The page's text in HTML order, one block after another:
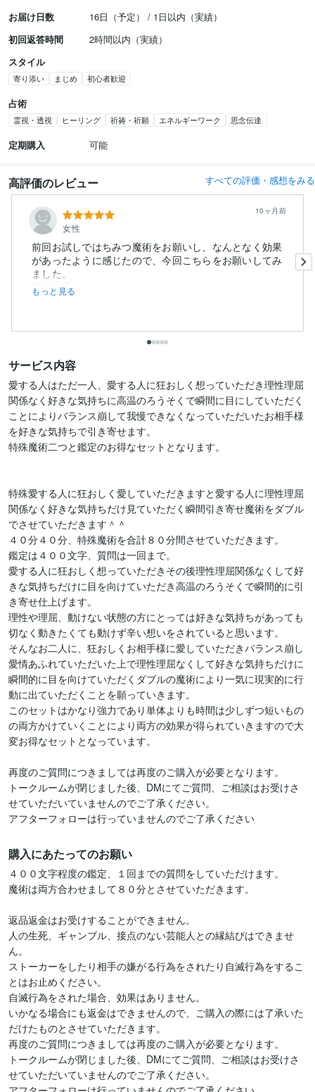
お届け日数
16日（予定） / 1日以内（実績）
初回返答時間
2時間以内（実績）
スタイル
寄り添い まじめ 初心者歓迎
占術
霊視・透視 ヒーリング 祈祷・祈願 エネルギーワーク 思念伝達
定期購入 可能
高評価のレビュー すべての評価・感想をみる
女性
10ヶ月前
前回お試しではちみつ魔術をお願いし、なんとなく効果
があったように感じたので、今回こちらをお願いしてみ
ました。
即日対応し...
もっと見る
サービス内容
愛する人はただ一人、愛する人に狂おしく想っていただき理性理屈
関係なく好きな気持ちに高温のろうそくで瞬間に目にしていただく
ことによりバランス崩して我慢できなくなっていただいたお相手様
を好きな気持ちで引き寄せます。
特殊魔術二つと鑑定のお得なセットとなります。
特殊愛する人に狂おしく愛していただきますと愛する人に理性理屈
関係なく好きな気持ちだけ見ていただく瞬間引き寄せ魔術をダブル
でさせていただきます＾＾
４０分４０分、特殊魔術を合計８０分間させていただきます。
鑑定は４００文字、質問は一回まで。
愛する人に狂おしく想っていただきその後理性理屈関係なくして好
きな気持ちだけに目を向けていただき高温のろうそくで瞬間的に引
き寄せ仕上げます。
理性や理屈、動けない状態の方にとっては好きな気持ちがあっても
切なく動きたくても動けず辛い想いをされていると思います。
そんなお二人に、狂おしくお相手様に愛していただきバランス崩し
愛情あふれていただいた上で理性理屈なくして好きな気持ちだけに
瞬間的に目を向けていただくダブルの魔術により一気に現実的に行
動に出ていただくことを願っていきます。
このセットはかなり強力であり単体よりも時間は少しずつ短いもの
の両方かけていくことにより両方の効果が得られていきますので大
変お得なセットとなっています。
再度のご質問につきましては再度のご購入が必要となります。
トークルームが閉じました後、DMにてご質問、ご相談はお受けさ
せていただいていませんのでご了承ください。
アフターフォローは行っていませんのでご了承ください
購入にあたってのお願い
４００文字程度の鑑定、１回までの質問をしていただけます。
魔術は両方合わせまして８０分とさせていただきます。
返品返金はお受けすることができません。
人の生死、ギャンブル、接点のない芸能人との縁結びはできませ
ん。
ストーカーをしたり相手の嫌がる行為をされたり自滅行為をするこ
とはお止めください。
自滅行為をされた場合、効果はありません。
いかなる場合にも返金はできませんので、ご購入の際には了承いた
だけたものとさせていただきます。
再度のご質問につきましては再度のご購入が必要となります。
トークルームが閉じました後、DMにてご質問、ご相談はお受けさ
せていただいていませんのでご了承ください。